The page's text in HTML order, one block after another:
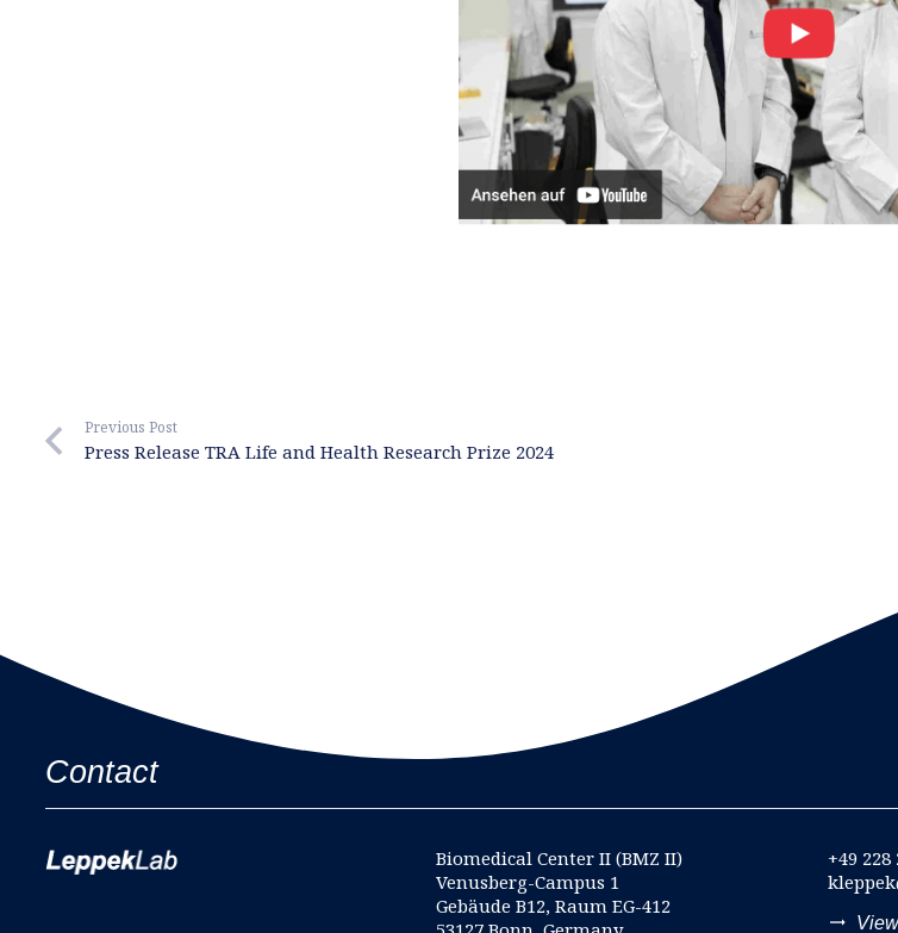
Previous Post
Press Release TRA Life and Health Research Prize 2024
Contact
Biomedical Center II (BMZ II)
Venusberg-Campus 1
Gebäude B12, Raum EG-412
+49 228
trending_flat